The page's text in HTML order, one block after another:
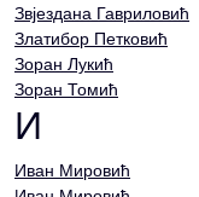
Звјездана Гавриловић
Златибор Петковић
Зоран Лукић
Зоран Томић
И
Иван Мировић